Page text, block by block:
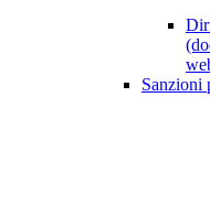
Sanzioni